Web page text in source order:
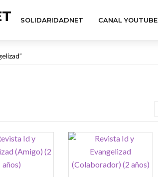
SOLIDARIDADNET CANAL YOUTUBE